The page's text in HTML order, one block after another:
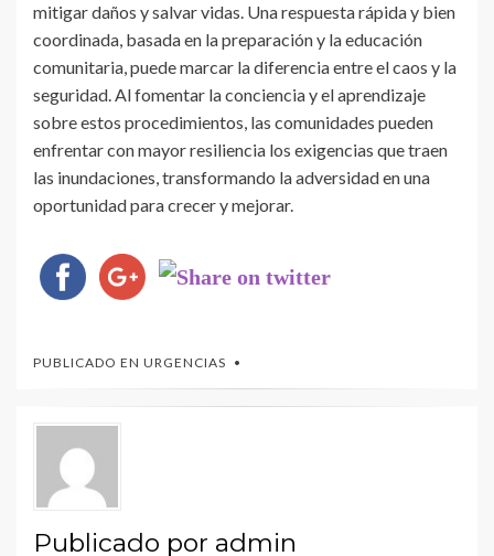
mitigar daños y salvar vidas. Una respuesta rápida y bien
coordinada, basada en la preparación y la educación
comunitaria, puede marcar la diferencia entre el caos y la
seguridad. Al fomentar la conciencia y el aprendizaje
sobre estos procedimientos, las comunidades pueden
enfrentar con mayor resiliencia los exigencias que traen
las inundaciones, transformando la adversidad en una
oportunidad para crecer y mejorar.
PUBLICADO EN URGENCIAS
Publicado por admin